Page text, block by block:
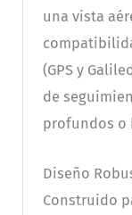
una vista
(GPS y
de
profundos o
Diseño
Construido